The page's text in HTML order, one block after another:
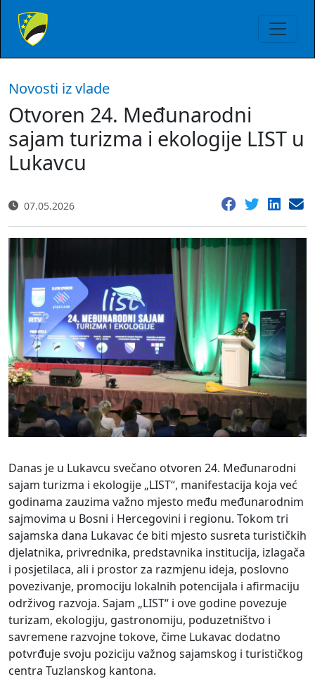
Novosti iz vlade
Otvoren 24. Međunarodni
sajam turizma i ekologije LIST u
Lukavcu
07.05.2026
Danas je u Lukavcu svečano otvoren 24. Međunarodni
sajam turizma i ekologije „LIST“, manifestacija koja već
godinama zauzima važno mjesto među međunarodnim
sajmovima u Bosni i Hercegovini i regionu. Tokom tri
sajamska dana Lukavac će biti mjesto susreta turističkih
djelatnika, privrednika, predstavnika institucija, izlagača
i posjetilaca, ali i prostor za razmjenu ideja, poslovno
povezivanje, promociju lokalnih potencijala i afirmaciju
održivog razvoja. Sajam „LIST“ i ove godine povezuje
turizam, ekologiju, gastronomiju, poduzetništvo i
savremene razvojne tokove, čime Lukavac dodatno
potvrđuje svoju poziciju važnog sajamskog i turističkog
centra Tuzlanskog kantona.